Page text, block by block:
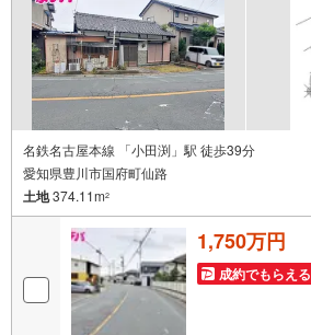
名鉄名古屋本線 「小田渕」駅 徒歩39分
愛知県豊川市国府町仙路
土地374.11m2
1,750万円
成約でもらえる